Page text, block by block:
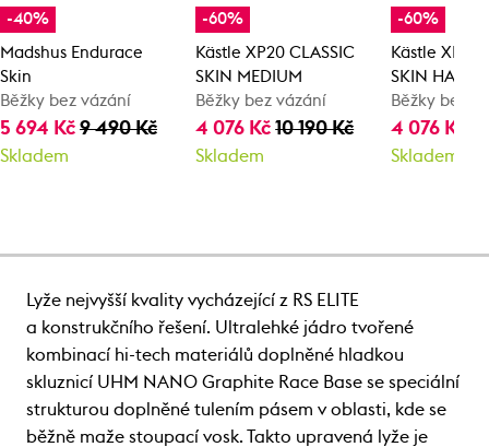
-40%
Madshus Endurace
Skin
Běžky bez vázání
5 694 Kč 9 490 Kč
Skladem
-60%
Kästle XP20 CLASSIC
SKIN MEDIUM
Běžky bez vázání
4 076 Kč10 190 Kč
Skladem
-60%
Kästle XP20
SKIN HARD
Běžky bez
4 076 Kč
Skladem
Lyže nejvyšší kvality vycházející z RS ELITE
a konstrukčního řešení. Ultralehké jádro tvořené
kombinací hi-tech materiálů doplněné hladkou
skluznicí UHM NANO Graphite Race Base se speciální
strukturou doplněné tulením pásem v oblasti, kde se
běžně maže stoupací vosk. Takto upravená lyže je